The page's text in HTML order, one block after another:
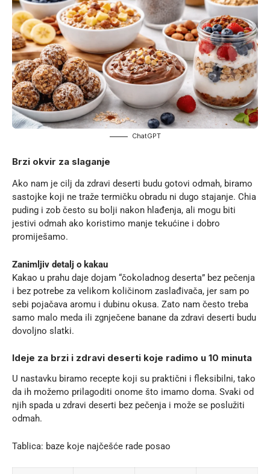
ChatGPT
Brzi okvir za slaganje
Ako nam je cilj da zdravi deserti budu gotovi odmah, biramo
sastojke koji ne traže termičku obradu ni dugo stajanje. Chia
puding i zob često su bolji nakon hlađenja, ali mogu biti
jestivi odmah ako koristimo manje tekućine i dobro
promiješamo.
Zanimljiv detalj o kakau
Kakao u prahu daje dojam “čokoladnog deserta” bez pečenja
i bez potrebe za velikom količinom zaslađivača, jer sam po
sebi pojačava aromu i dubinu okusa. Zato nam često treba
samo malo meda ili zgnječene banane da zdravi deserti budu
dovoljno slatki.
Ideje za brzi i zdravi deserti koje radimo u 10 minuta
U nastavku biramo recepte koji su praktični i fleksibilni, tako
da ih možemo prilagoditi onome što imamo doma. Svaki od
njih spada u zdravi deserti bez pečenja i može se poslužiti
odmah.
Tablica: baze koje najčešće rade posao